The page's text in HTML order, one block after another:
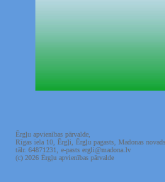
Ērgļu apvienības pārvalde,
Rīgas iela 10, Ērgļi, Ērgļu pagasts, Madonas
tālr. 64871231, e-pasts ergli@madona.lv
(c) 2026 Ērgļu apvienības pārvalde